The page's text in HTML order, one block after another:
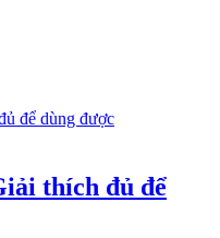
thích đủ để